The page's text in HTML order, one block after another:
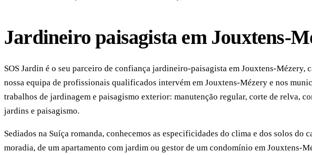
Jardineiro paisagista em Jouxtens-
SOS Jardin é o seu parceiro de confiança jardineiro-paisagista em Jouxtens-Mézery,
nossa equipa de profissionais qualificados intervém em Jouxtens-Mézery e nos
trabalhos de jardinagem e paisagismo exterior: manutenção regular, corte de relva,
jardins e paisagismo.
Sediados na Suíça romanda, conhecemos as especificidades do clima e dos solos do
moradia, de um apartamento com jardim ou gestor de um condomínio em Jouxtens-